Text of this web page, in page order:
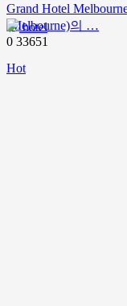
Grand Hotel
(Melbourne)의 …
hotel
0 33651
Hot